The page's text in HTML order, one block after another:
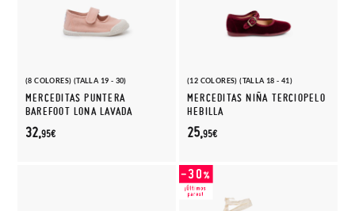
(8 COLORES) (TALLA 19 - 30)
MERCEDITAS PUNTERA
BAREFOOT LONA LAVADA
32,95€
(12 COLORES) (TALLA 18 - 41)
MERCEDITAS NIÑA TERCIOPELO
HEBILLA
25,95€